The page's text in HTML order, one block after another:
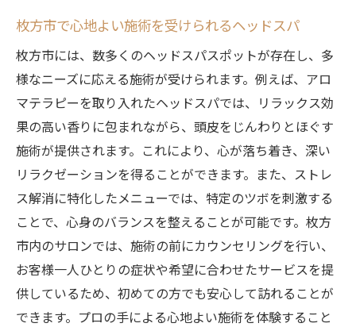
枚方市で心地よい施術を受けられるヘッドスパ
枚方市には、数多くのヘッドスパスポットが存在し、多
様なニーズに応える施術が受けられます。例えば、アロ
マテラピーを取り入れたヘッドスパでは、リラックス効
果の高い香りに包まれながら、頭皮をじんわりとほぐす
施術が提供されます。これにより、心が落ち着き、深い
リラクゼーションを得ることができます。また、ストレ
ス解消に特化したメニューでは、特定のツボを刺激する
ことで、心身のバランスを整えることが可能です。枚方
市内のサロンでは、施術の前にカウンセリングを行い、
お客様一人ひとりの症状や希望に合わせたサービスを提
供しているため、初めての方でも安心して訪れることが
できます。プロの手による心地よい施術を体験すること